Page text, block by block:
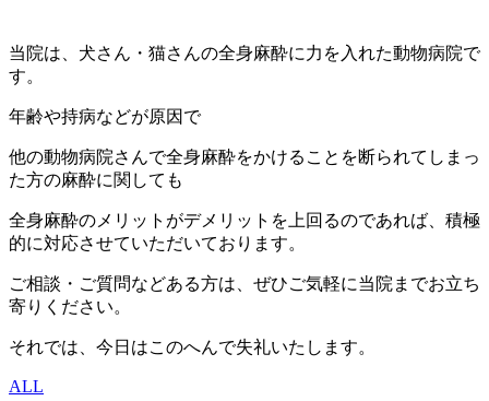
当院は、犬さん・猫さんの全身麻酔に力を入れた動物病院で
す。
年齢や持病などが原因で
他の動物病院さんで全身麻酔をかけることを断られてしまっ
た方の麻酔に関しても
全身麻酔のメリットがデメリットを上回るのであれば、積極
的に対応させていただいております。
ご相談・ご質問などある方は、ぜひご気軽に当院までお立ち
寄りください。
それでは、今日はこのへんで失礼いたします。
ALL